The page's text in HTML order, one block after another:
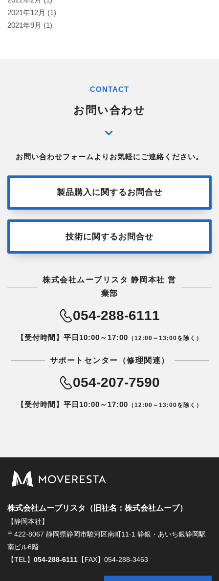
2021年12月 (1)
2021年9月 (1)
CONTACT
お問い合わせ
お問い合わせフォームよりお気軽にご連絡ください。
製品購入に関するお問合せ
技術に関するお問合せ
株式会社ムーブリスタ 静岡本社 営
業部
054-288-6111
【受付時間】平日10:00～17:00 （12:00～13:00を除く）
サポートセンター（修理関連）
054-207-7590
【受付時間】平日10:00～17:00 （12:00～13:00を除く）
株式会社ムーブリスタ（旧社名：株式会社ムーブ）
【静岡本社】
〒422-8067 静岡県静岡市駿河区南町11-1 静銀・あいち銀静岡駅
南ビル6階
【TEL】 054-288-6111 【FAX】054-288-3463